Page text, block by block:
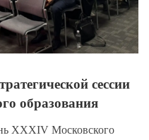
сессии
образования
XXXIV Московского